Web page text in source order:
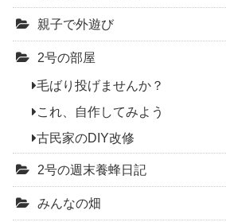
親子で外遊び
2号の部屋
毛ばり投げませんか？
これ、自作してみよう
古民家のDIY改修
2号の週末養蜂日記
みんなの畑